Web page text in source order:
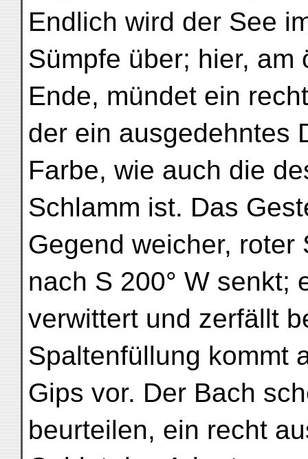
Endlich wird der See
Sümpfe über; hier, am
Ende, mündet ein
der ein ausgedehntes
Farbe, wie auch die
Schlamm ist. Das
Gegend weicher, roter
nach S 200° W senkt;
verwittert und zerfällt
Spaltenfüllung kommt
Gips vor. Der Bach
beurteilen, ein recht